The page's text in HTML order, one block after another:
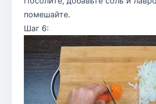
помешайте.
Шаг 6: